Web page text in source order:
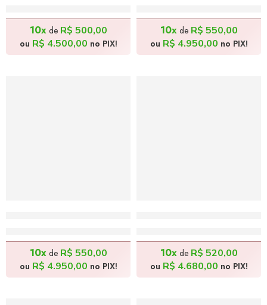
10xde R$ 500,00
ou R$ 4.500,00 no PIX!
10xde R$ 550,00
ou R$ 4.950,00 no PIX!
10xde R$ 550,00
ou R$ 4.950,00 no PIX!
10xde R$ 520,00
ou R$ 4.680,00 no PIX!